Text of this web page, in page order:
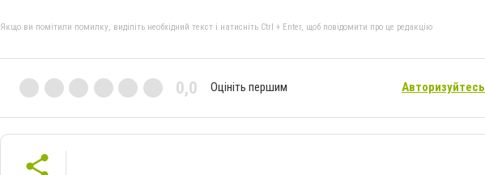
Якщо ви помітили помилку, виділіть необхідний текст і натисніть Ctrl + Enter, щоб повідомити про це редакцію
0,0 Оцініть першим Авторизуйтесь